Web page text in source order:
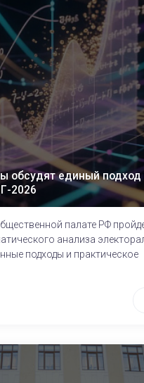
обсудят единый подход
2026
палате РФ
анализа
подходы и практическое